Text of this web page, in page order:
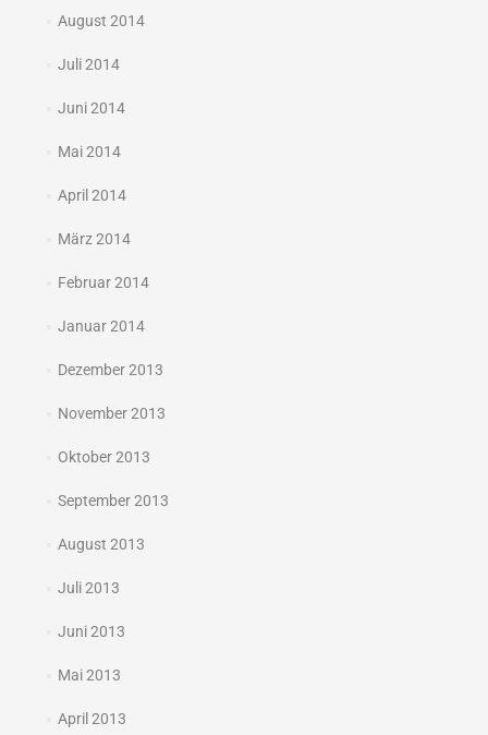
August 2014
Juli 2014
Juni 2014
Mai 2014
April 2014
März 2014
Februar 2014
Januar 2014
Dezember 2013
November 2013
Oktober 2013
September 2013
August 2013
Juli 2013
Juni 2013
Mai 2013
April 2013